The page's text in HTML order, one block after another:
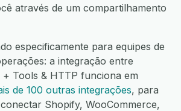
através de um compartilhamento
especificamente para equipes de
a integração entre
+ Tools & HTTP funciona em
de 100 outras integrações, para
Shopify, WooCommerce,